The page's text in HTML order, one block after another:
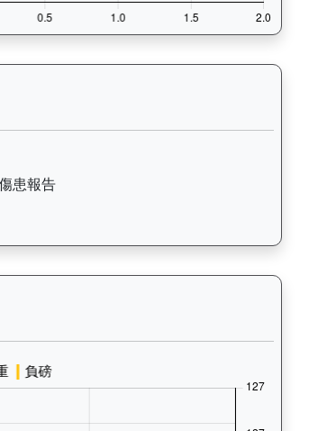
括日期、名次、場地、路程、騎
）— 傷患紀錄：查看馬匹完整的獸
患報告
、游泳、快跑）及試閘、正式出賽
駿（L362）— 馬匹體重與負磅走勢